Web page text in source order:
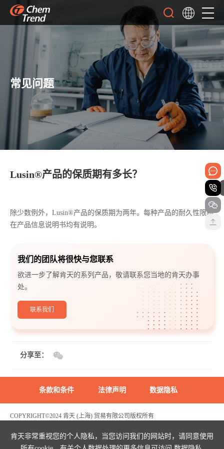
肯天非常重视您的个人隐私，当您访问我们的网站时，请同意使用
常见问题
Lusin®产品的保质期有多长？
除少数例外，Lusin®产品的保质期为两年。每种产品的耐久性限制
在产品信息说明书均有说明。
我们的团队将很快与您联系
欲进一步了解肯天的系列产品，敬请联系您当地的肯天办事
处。
联系我们
分享至：
条款和条件 法律声明 数据隐私
COPYRIGHT©2024 肯天 (上海) 贸易有限公司版权所有
危险化学品生产经营许可证编号：沪(浦)应急管危经许[2021]200596(FY)